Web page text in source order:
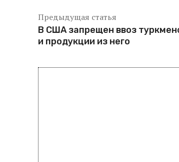
Предыдущая статья
В США запрещен ввоз
и продукции из него